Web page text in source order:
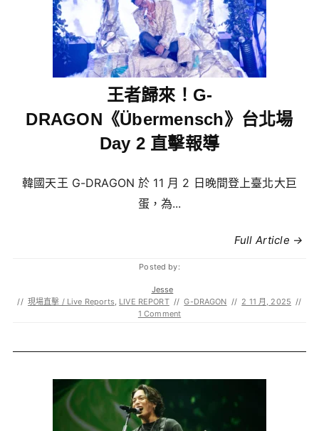
王者歸來！G-
DRAGON《Übermensch》台北場
Day 2 直擊報導
韓國天王 G-DRAGON 於 11 月 2 日晚間登上臺北大巨
蛋，為...
Full Article →
Posted by:
Jesse
// 現場直擊 / Live Reports, LIVE REPORT // G-DRAGON // 2 11 月, 2025 //
1 Comment